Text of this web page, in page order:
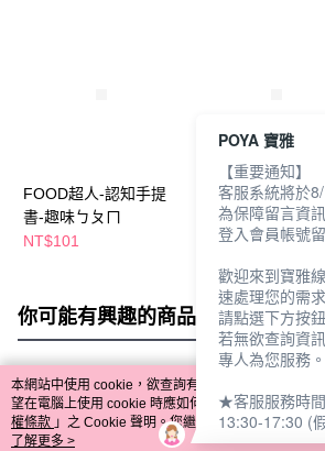
FOOD超人-認知手提
書-趣味ㄅㄆㄇ
NT$101
FOOD超人-認知
書-美味食物
NT$101
你可能有興趣的商品 全站排行
熱門標籤
本網站中使用 cookie，欲查詢有關本網站使用 cookie
望在電腦上使用 cookie 時應如何變更電腦的 cookie
權條款 」之 Cookie 聲明。您繼續使用本網站即表示
用條款之 Cookie 聲明使用 cookie。
了解更多 >
POYA 寶雅
【重要通知】
客服系統將於
為保障留言資
登入會員帳號
歡迎來到寶雅
速處理您的需求
請點選下方按
若無欲查詢資
專人為您服務。
★客服服務時
13:30-17:30 (